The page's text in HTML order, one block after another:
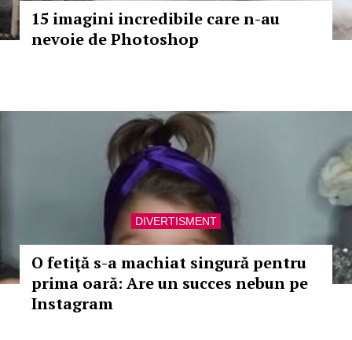
15 imagini incredibile care n-au
nevoie de Photoshop
DIVERTISMENT
O fetiţă s-a machiat singură pentru
prima oară: Are un succes nebun pe
Instagram